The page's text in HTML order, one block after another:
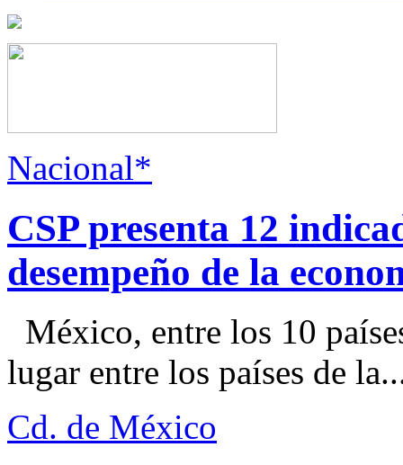
Nacional*
CSP presenta 12
desempeño de la
México, entre los 10
lugar entre los países de
Cd. de México